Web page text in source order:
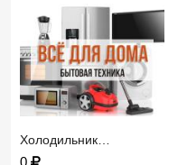
Холодильник…
0